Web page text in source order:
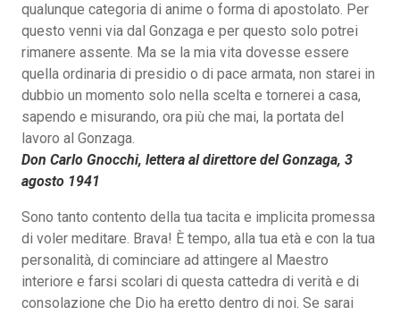
qualunque categoria di anime o forma di apostolato. Per
questo venni via dal Gonzaga e per questo solo potrei
rimanere assente. Ma se la mia vita dovesse essere
quella ordinaria di presidio o di pace armata, non starei in
dubbio un momento solo nella scelta e tornerei a casa,
sapendo e misurando, ora più che mai, la portata del
lavoro al Gonzaga.
Don Carlo Gnocchi, lettera al direttore del Gonzaga, 3
agosto 1941
Sono tanto contento della tua tacita e implicita promessa
di voler meditare. Brava! È tempo, alla tua età e con la tua
personalità, di cominciare ad attingere al Maestro
interiore e farsi scolari di questa cattedra di verità e di
consolazione che Dio ha eretto dentro di noi. Se sarai